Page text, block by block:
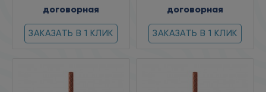
договорная
ЗАКАЗАТЬ В 1 КЛИК
договорная
ЗАКАЗАТЬ В 1 КЛИК